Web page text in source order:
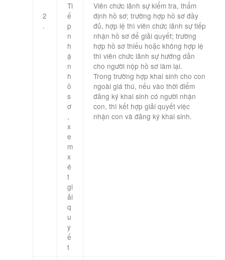
2
.
Ti
ế
p
n
h
ậ
n
h
ồ
s
ơ
,
x
e
m
x
é
t
gi
ải
q
u
y
ế
t
Viên chức lãnh sự kiểm tra, thẩm
định hồ sơ; trường hợp hồ sơ đầy
đủ, hợp lệ thì viên chức lãnh sự tiếp
nhận hồ sơ để giải quyết; trường
hợp hồ sơ thiếu hoặc không hợp lệ
thì viên chức lãnh sự hướng dẫn
cho người nộp hồ sơ làm lại.
Trong trường hợp khai sinh cho con
ngoài giá thú, nếu vào thời điểm
đăng ký khai sinh có người nhận
con, thì kết hợp giải quyết việc
nhận con và đăng ký khai sinh.